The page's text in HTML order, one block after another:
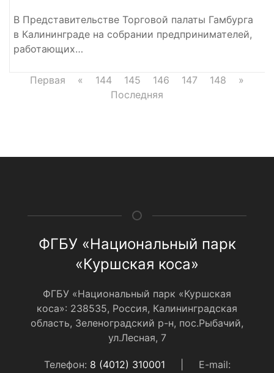
В Представительстве Торговой палаты Гамбурга
в Калининграде на собрании предпринимателей,
работающих…
Первая « 144 145 146 147 148
»
Последняя
ФГБУ «Национальный парк
«Куршская коса»
ФГБУ «Национальный парк «Куршская
коса»: 238535, Россия, Калининградская
область, Зеленоградский р-н, пос.Рыбачий,
ул.Лесная, 7
Телефон: 8 (4012) 310001 E-mail: